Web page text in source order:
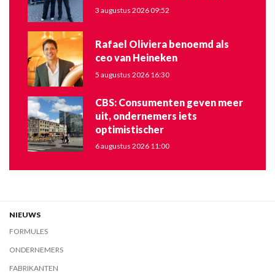
3 augustus 2026 09:52
Rafael Oliviera benoemd als
ceo van Heineken
5 augustus 2026 16:30
CBS: Consumenten geven meer
uit, ondernemers iets
optimistischer
6 augustus 2026 11:00
NIEUWS
FORMULES
ONDERNEMERS
FABRIKANTEN